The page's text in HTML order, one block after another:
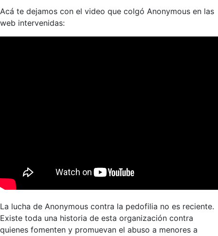
Acá te dejamos con el video que colgó Anonymous en las
web intervenidas:
La lucha de Anonymous contra la pedofilia no es reciente.
Existe toda una historia de esta organización contra
quienes fomenten y promuevan el abuso a menores a